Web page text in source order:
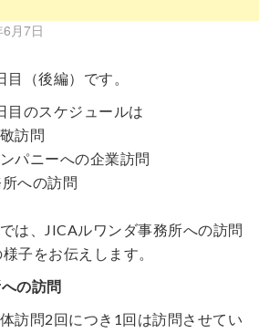
月7日
（後編）です。
目のスケジュールは
訪問
パニーへの企業訪問
への訪問
は、JICAルワンダ事務所への訪問
子をお伝えします。
の訪問
訪問2回につき1回は訪問させてい